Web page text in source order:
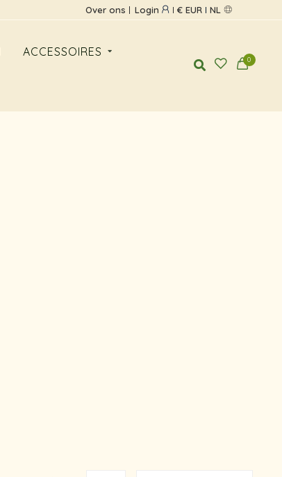
Over ons Login € EUR NL
ACCESSOIRES
0